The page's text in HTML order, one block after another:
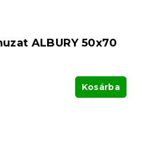
ALBURY 50x70
Kosárba